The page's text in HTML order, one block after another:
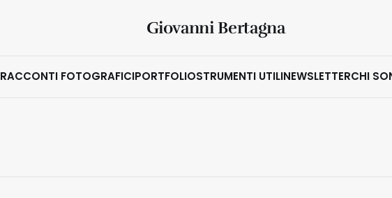
Giovanni Bertagna
RACCONTI FOTOGRAFICIPORTFOLIOSTRUMENTI UTILINEWSLETTERCHI